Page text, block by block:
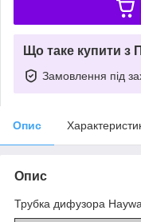
Що таке купити з
Замовлення під
Опис
Опис
Трубка дифузора